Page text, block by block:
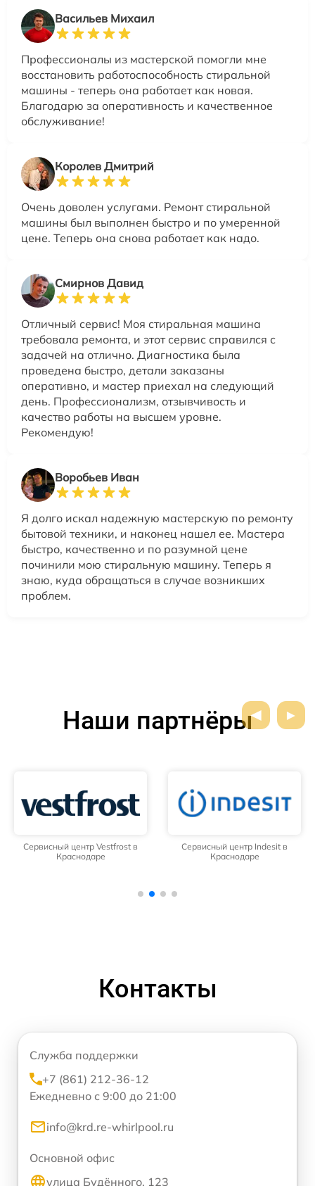
Васильев Михаил
Профессионалы из мастерской помогли мне
восстановить работоспособность стиральной
машины - теперь она работает как новая.
Благодарю за оперативность и качественное
обслуживание!
Королев Дмитрий
Очень доволен услугами. Ремонт стиральной
машины был выполнен быстро и по умеренной
цене. Теперь она снова работает как надо.
Смирнов Давид
Отличный сервис! Моя стиральная машина
требовала ремонта, и этот сервис справился с
задачей на отлично. Диагностика была
проведена быстро, детали заказаны
оперативно, и мастер приехал на следующий
день. Профессионализм, отзывчивость и
качество работы на высшем уровне.
Рекомендую!
Воробьев Иван
Я долго искал надежную мастерскую по ремонту
бытовой техники, и наконец нашел ее. Мастера
быстро, качественно и по разумной цене
починили мою стиральную машину. Теперь я
знаю, куда обращаться в случае возникших
проблем.
Наши партнёры
Сервисный центр Vestfrost в
Краснодаре
Сервисный центр Indesit в
Краснодаре
Контакты
Служба поддержки
+7 (861) 212-36-12
Ежедневно с 9:00 до 21:00
info@krd.re-whirlpool.ru
Основной офис
улица Будённого, 123